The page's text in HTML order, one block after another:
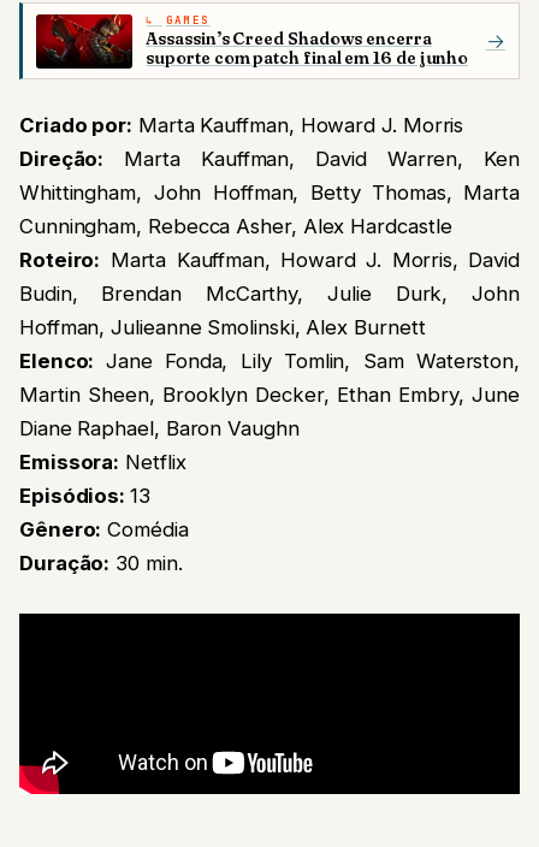
GAMES
Assassin’s Creed Shadows encerra
suporte com patch final em 16 de junho
→
Criado por: Marta Kauffman, Howard J. Morris
Direção: Marta Kauffman, David Warren, Ken
Whittingham, John Hoffman, Betty Thomas, Marta
Cunningham, Rebecca Asher, Alex Hardcastle
Roteiro: Marta Kauffman, Howard J. Morris, David
Budin, Brendan McCarthy, Julie Durk, John
Hoffman, Julieanne Smolinski, Alex Burnett
Elenco: Jane Fonda, Lily Tomlin, Sam Waterston,
Martin Sheen, Brooklyn Decker, Ethan Embry, June
Diane Raphael, Baron Vaughn
Emissora: Netflix
Episódios:13
Gênero: Comédia
Duração: 30 min.